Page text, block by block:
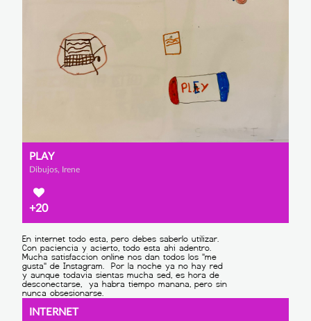
PLAY
Dibujos, Irene
+20
INTERNET